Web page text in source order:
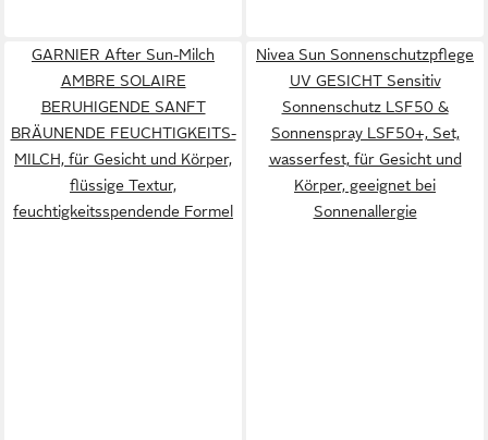
GARNIER After Sun-Milch
AMBRE SOLAIRE
BERUHIGENDE SANFT
BRÄUNENDE FEUCHTIGKEITS-
MILCH, für Gesicht und Körper,
flüssige Textur,
feuchtigkeitsspendende Formel
Nivea Sun Sonnenschutzpflege
UV GESICHT Sensitiv
Sonnenschutz LSF50 &
Sonnenspray LSF50+, Set,
wasserfest, für Gesicht und
Körper, geeignet bei
Sonnenallergie